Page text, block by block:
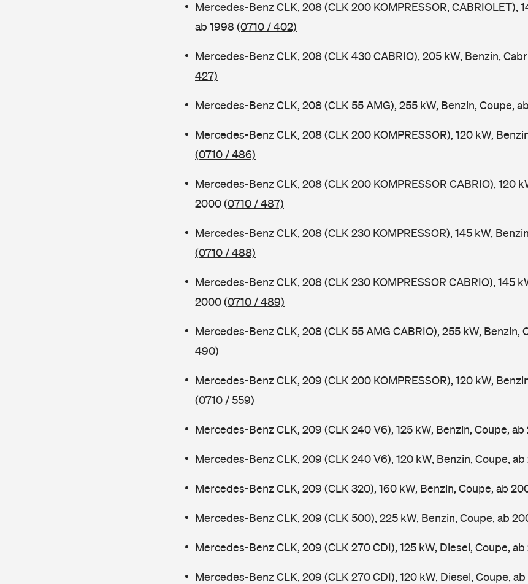
Mercedes-Benz CLK, 208 (CLK 200 KOMPRESSOR, CABRIOLET),
ab 1998(0710 / 402)
Mercedes-Benz CLK, 208 (CLK 430 CABRIO), 205 kW, Benzin,
427)
Mercedes-Benz CLK, 208 (CLK 55 AMG), 255 kW, Benzin, Coupe,
Mercedes-Benz CLK, 208 (CLK 200 KOMPRESSOR), 120 kW,
(0710 / 486)
Mercedes-Benz CLK, 208 (CLK 200 KOMPRESSOR CABRIO), 120
2000(0710 / 487)
Mercedes-Benz CLK, 208 (CLK 230 KOMPRESSOR), 145 kW,
(0710 / 488)
Mercedes-Benz CLK, 208 (CLK 230 KOMPRESSOR CABRIO), 145
2000(0710 / 489)
Mercedes-Benz CLK, 208 (CLK 55 AMG CABRIO), 255 kW, Benzin,
490)
Mercedes-Benz CLK, 209 (CLK 200 KOMPRESSOR), 120 kW,
(0710 / 559)
Mercedes-Benz CLK, 209 (CLK 240 V6), 125 kW, Benzin, Coupe,
Mercedes-Benz CLK, 209 (CLK 240 V6), 120 kW, Benzin, Coupe,
Mercedes-Benz CLK, 209 (CLK 320), 160 kW, Benzin, Coupe, ab
Mercedes-Benz CLK, 209 (CLK 500), 225 kW, Benzin, Coupe, ab
Mercedes-Benz CLK, 209 (CLK 270 CDI), 125 kW, Diesel, Coupe,
Mercedes-Benz CLK, 209 (CLK 270 CDI), 120 kW, Diesel, Coupe,